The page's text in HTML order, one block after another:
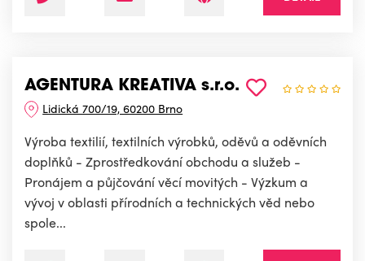
AGENTURA KREATIVA s.r.o.
Lidická 700/19, 60200 Brno
Výroba textilií, textilních výrobků, oděvů a oděvních
doplňků - Zprostředkování obchodu a služeb -
Pronájem a půjčování věcí movitých - Výzkum a
vývoj v oblasti přírodních a technických věd nebo
spole...